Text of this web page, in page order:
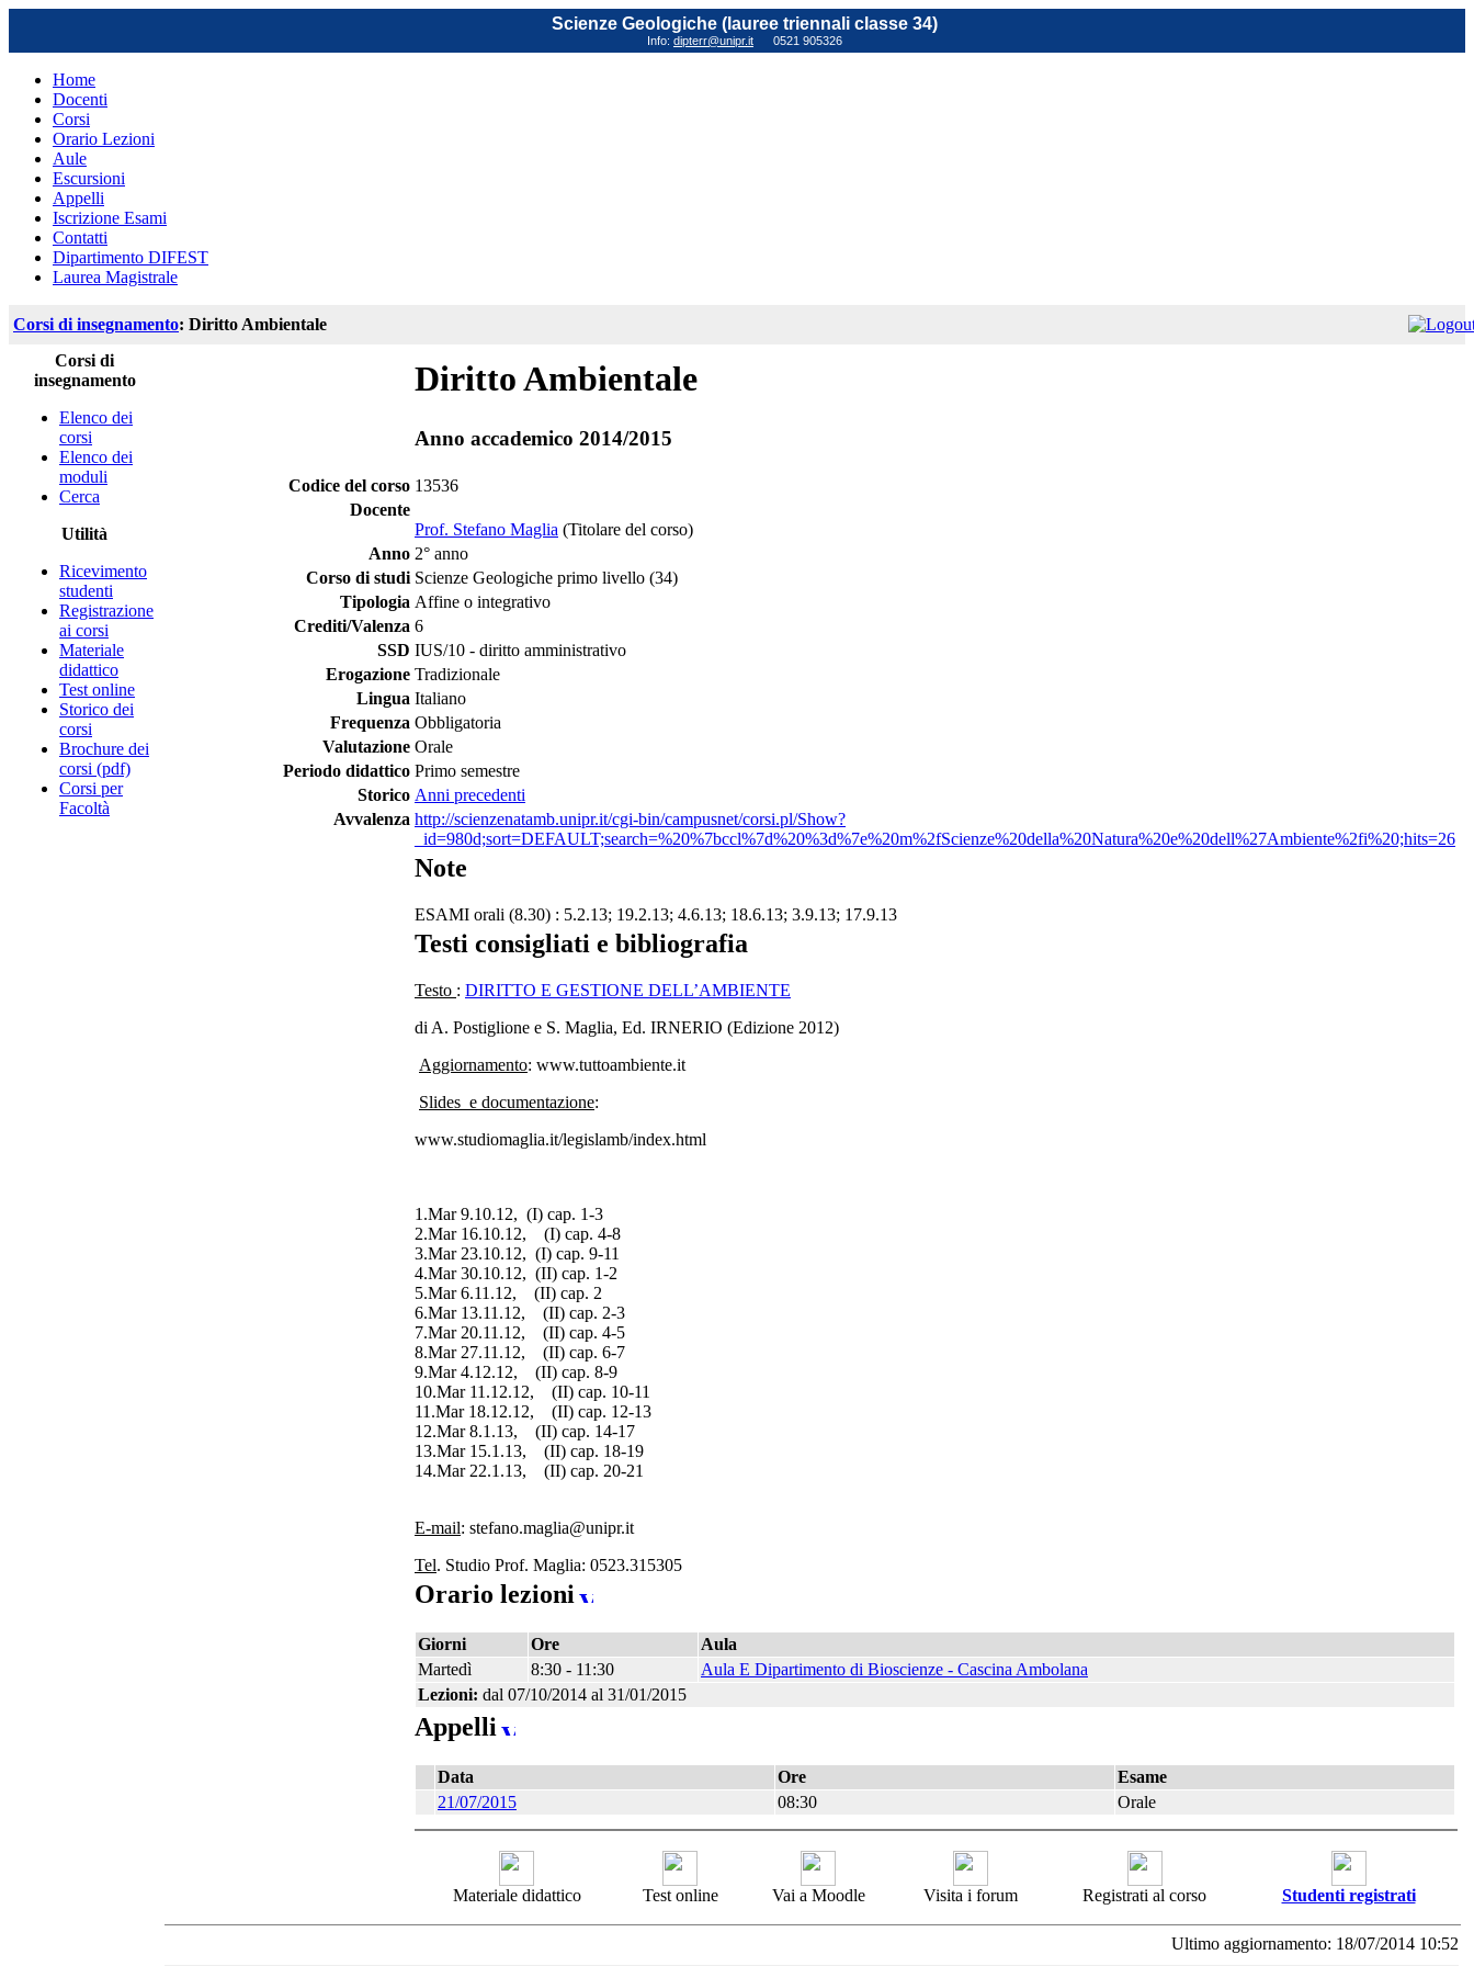
Scienze Geologiche (lauree triennali classe 34)
Info: dipterr@unipr.it 0521 905326
Home
Docenti
Corsi
Orario Lezioni
Aule
Escursioni
Appelli
Iscrizione Esami
Contatti
Dipartimento DIFEST
Laurea Magistrale
Corsi di insegnamento: Diritto Ambientale
Corsi di
insegnamento
Elenco dei
corsi
Elenco dei
moduli
Cerca
Utilità
Ricevimento
studenti
Registrazione
ai corsi
Materiale
didattico
Test online
Storico dei
corsi
Brochure dei
corsi (pdf)
Corsi per
Facoltà
Diritto Ambientale
Anno accademico 2014/2015
Codice del corso 13536
Docente
Prof. Stefano Maglia (Titolare del corso)
Anno 2° anno
Corso di studi Scienze Geologiche primo livello (34)
Tipologia Affine o integrativo
Crediti/Valenza 6
SSD IUS/10 - diritto amministrativo
Erogazione Tradizionale
Lingua Italiano
Frequenza Obbligatoria
Valutazione Orale
Periodo didattico Primo semestre
Storico Anni precedenti
Avvalenza http://scienzenatamb.unipr.it/cgi-bin/campusnet/corsi.pl/Show?
_id=980d;sort=DEFAULT;search=%20%7bccl%7d%20%3d%7e%20m%2fScienze%20della%20Natura%20e%20dell%27Ambiente%2fi%20;hits=26
Note
ESAMI orali (8.30) : 5.2.13; 19.2.13; 4.6.13; 18.6.13; 3.9.13; 17.9.13
Testi consigliati e bibliografia
Testo : DIRITTO E GESTIONE DELL’AMBIENTE
di A. Postiglione e S. Maglia, Ed. IRNERIO (Edizione 2012)
Aggiornamento: www.tuttoambiente.it
Slides e documentazione:
www.studiomaglia.it/legislamb/index.html
1.Mar 9.10.12, (I) cap. 1-3
2.Mar 16.10.12, (I) cap. 4-8
3.Mar 23.10.12, (I) cap. 9-11
4.Mar 30.10.12, (II) cap. 1-2
5.Mar 6.11.12, (II) cap. 2
6.Mar 13.11.12, (II) cap. 2-3
7.Mar 20.11.12, (II) cap. 4-5
8.Mar 27.11.12, (II) cap. 6-7
9.Mar 4.12.12, (II) cap. 8-9
10.Mar 11.12.12, (II) cap. 10-11
11.Mar 18.12.12, (II) cap. 12-13
12.Mar 8.1.13, (II) cap. 14-17
13.Mar 15.1.13, (II) cap. 18-19
14.Mar 22.1.13, (II) cap. 20-21
E-mail: stefano.maglia@unipr.it
Tel. Studio Prof. Maglia: 0523.315305
Orario lezioni
Giorni Ore
Aula
Martedì
8:30 - 11:30
Aula E Dipartimento di Bioscienze - Cascina Ambolana
Lezioni: dal 07/10/2014 al 31/01/2015
Appelli
Data Ore
Esame
21/07/2015
08:30 Orale
Materiale didattico Test online Vai a Moodle Visita i forum Registrati al corso Studenti registrati
Ultimo aggiornamento: 18/07/2014 10:52